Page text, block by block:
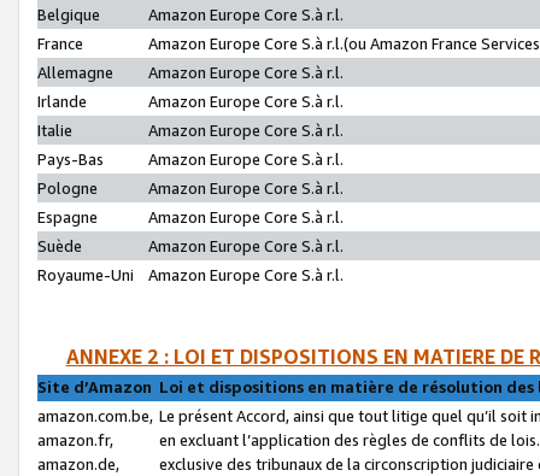
Belgique
Amazon Europe Core S.à r.l.
France
Amazon Europe Core S.à r.l.(ou Amazon France
Allemagne
Amazon Europe Core S.à r.l.
Irlande
Amazon Europe Core S.à r.l.
Italie
Amazon Europe Core S.à r.l.
Pays-Bas
Amazon Europe Core S.à r.l.
Pologne
Amazon Europe Core S.à r.l.
Espagne
Amazon Europe Core S.à r.l.
Suède
Amazon Europe Core S.à r.l.
Royaume-Uni
Amazon Europe Core S.à r.l.
ANNEXE 2 : LOI ET DISPOSITIONS EN MATIERE DE
Site d’Amazon Loi et dispositions en matière de résolution
amazon.com.be,
amazon.fr,
amazon.de,
Le présent Accord, ainsi que tout litige quel qu’il soit
en excluant l’application des règles de conflits de
exclusive des tribunaux de la circonscription